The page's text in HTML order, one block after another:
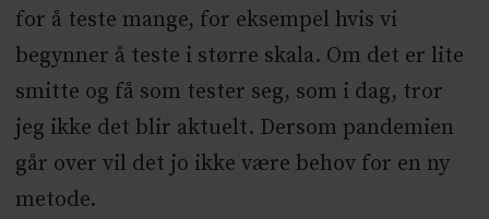
for å teste mange, for eksempel hvis vi
begynner å teste i større skala. Om det er lite
smitte og få som tester seg, som i dag, tror
jeg ikke det blir aktuelt. Dersom pandemien
går over vil det jo ikke være behov for en ny
metode.